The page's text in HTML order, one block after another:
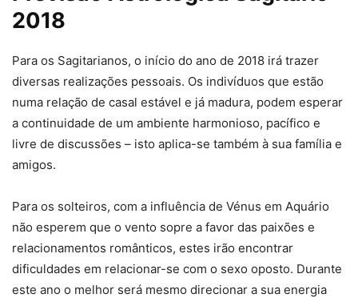
2018
Para os Sagitarianos, o início do ano de 2018 irá trazer
diversas realizações pessoais. Os indivíduos que estão
numa relação de casal estável e já madura, podem esperar
a continuidade de um ambiente harmonioso, pacífico e
livre de discussões – isto aplica-se também à sua família e
amigos.
Para os solteiros, com a influência de Vénus em Aquário
não esperem que o vento sopre a favor das paixões e
relacionamentos românticos, estes irão encontrar
dificuldades em relacionar-se com o sexo oposto. Durante
este ano o melhor será mesmo direcionar a sua energia